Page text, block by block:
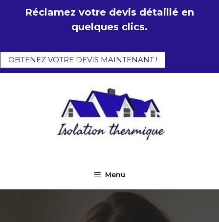
Réclamez votre devis détaillé en
quelques clics.
OBTENEZ VOTRE DEVIS MAINTENANT !
Menu